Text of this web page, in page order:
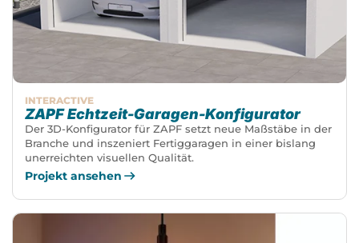
INTERACTIVE
ZAPF Echtzeit-Garagen-Konfigurator
Der 3D-Konfigurator für ZAPF setzt neue Maßstäbe in der
Branche und inszeniert Fertiggaragen in einer bislang
unerreichten visuellen Qualität.
Projekt ansehen